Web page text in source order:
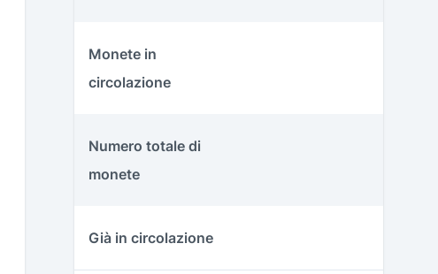
Monete in
circolazione
Numero totale di
monete
Già in circolazione